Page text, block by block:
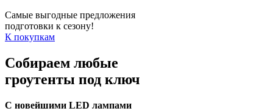
Самые выгодные предложения
подготовки к сезону!
К покупкам
Собираем любые
гроутенты под ключ
С новейшими LED лампами